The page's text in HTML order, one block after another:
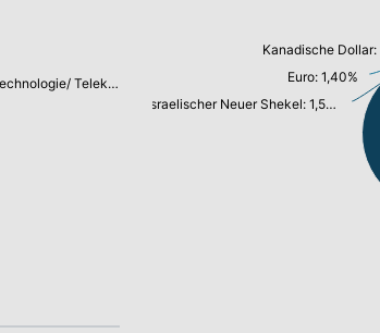
Informationstechnologie/ Telekommunikation: 27,68%
Israelischer Neuer Shekel: 1,59%
Euro: 1,40%
Kanadische Dollar: